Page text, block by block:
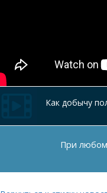
Как добычу
При любом